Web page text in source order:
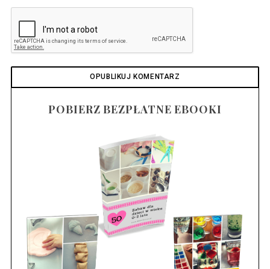
POBIERZ BEZPŁATNE EBOOKI